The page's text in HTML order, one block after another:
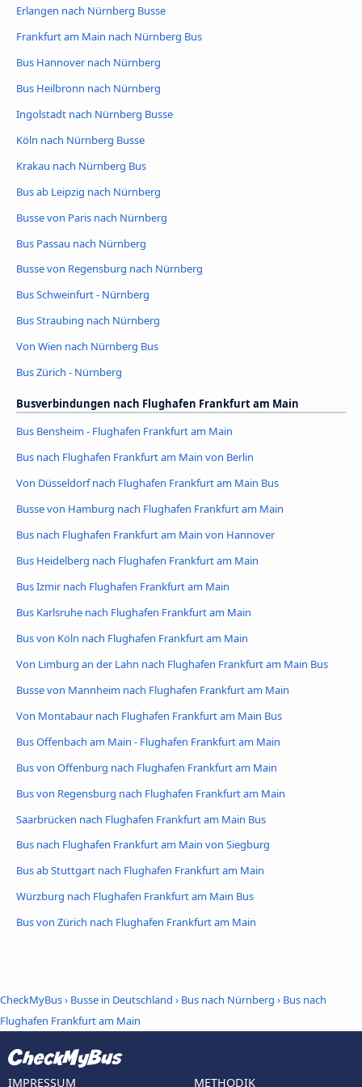
Erlangen nach Nürnberg Busse
Frankfurt am Main nach Nürnberg Bus
Bus Hannover nach Nürnberg
Bus Heilbronn nach Nürnberg
Ingolstadt nach Nürnberg Busse
Köln nach Nürnberg Busse
Krakau nach Nürnberg Bus
Bus ab Leipzig nach Nürnberg
Busse von Paris nach Nürnberg
Bus Passau nach Nürnberg
Busse von Regensburg nach Nürnberg
Bus Schweinfurt - Nürnberg
Bus Straubing nach Nürnberg
Von Wien nach Nürnberg Bus
Bus Zürich - Nürnberg
Busverbindungen nach Flughafen Frankfurt am Main
Bus Bensheim - Flughafen Frankfurt am Main
Bus nach Flughafen Frankfurt am Main von Berlin
Von Düsseldorf nach Flughafen Frankfurt am Main Bus
Busse von Hamburg nach Flughafen Frankfurt am Main
Bus nach Flughafen Frankfurt am Main von Hannover
Bus Heidelberg nach Flughafen Frankfurt am Main
Bus Izmir nach Flughafen Frankfurt am Main
Bus Karlsruhe nach Flughafen Frankfurt am Main
Bus von Köln nach Flughafen Frankfurt am Main
Von Limburg an der Lahn nach Flughafen Frankfurt am Main Bus
Busse von Mannheim nach Flughafen Frankfurt am Main
Von Montabaur nach Flughafen Frankfurt am Main Bus
Bus Offenbach am Main - Flughafen Frankfurt am Main
Bus von Offenburg nach Flughafen Frankfurt am Main
Bus von Regensburg nach Flughafen Frankfurt am Main
Saarbrücken nach Flughafen Frankfurt am Main Bus
Bus nach Flughafen Frankfurt am Main von Siegburg
Bus ab Stuttgart nach Flughafen Frankfurt am Main
Würzburg nach Flughafen Frankfurt am Main Bus
Bus von Zürich nach Flughafen Frankfurt am Main
CheckMyBus› Busse in Deutschland › Bus nach Nürnberg › Bus nach
Flughafen Frankfurt am Main
IMPRESSUM METHODIK